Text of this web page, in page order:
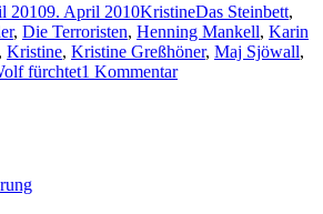
20109. April 2010KristineDas Steinbett,
, Die Terroristen, Henning Mankell, Karin
, Kristine, Kristine Greßhöner, Maj Sjöwall,
fürchtet1 Kommentarzu